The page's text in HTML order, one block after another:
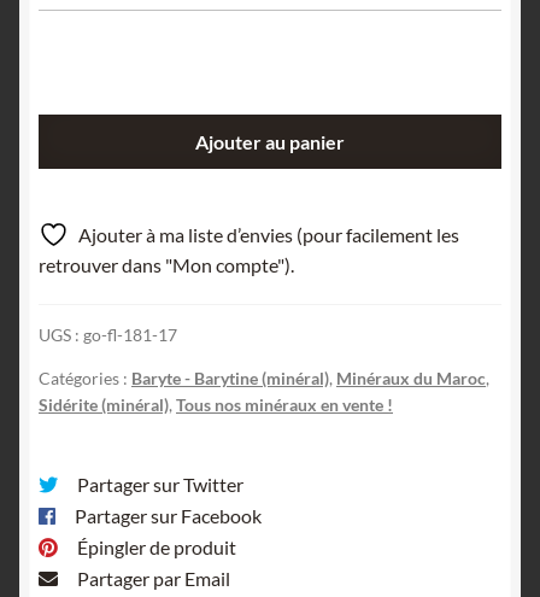
sur
Baryte,
Taouz,
Ajouter au panier
Ajouter à ma liste d’envies (pour facilement les
retrouver dans "Mon compte").
UGS : go-fl-181-17
Catégories : Baryte - Barytine (minéral), Minéraux du Maroc,
Sidérite (minéral), Tous nos minéraux en vente !
Partager sur Twitter
Partager sur Facebook
Épingler de produit
Partager par Email